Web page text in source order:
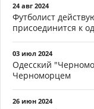
24 авг 2024
Футболист
присоединится к
03 июл 2024
Одесский
Черноморцем
26 июн 2024